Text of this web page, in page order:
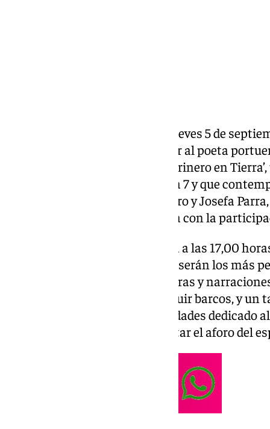
La ciudad de Cádiz inicia este jueves 5 de
con la que pretende homenajear al poeta
de la publicación de su obra ‘Marinero en
prolongarán hasta el sábado día 7 y que
redonda con Luis García Montero y Josefa
y una travesía marítima poética con la
Esta primera jornada arrancará a las 17,00
Contemporánea (ECCO), donde serán los más
en la poesía de Alberti con lecturas y
crear collages marinos y construir barcos, y
y esculturas moldeables. Actividades
gratuitas y libres hasta completar el aforo del